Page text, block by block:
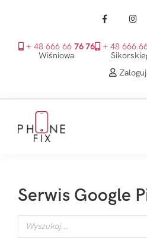
+ 48 666 66 76 76
Wiśniowa
+ 48 666
głównego
Serwis Google